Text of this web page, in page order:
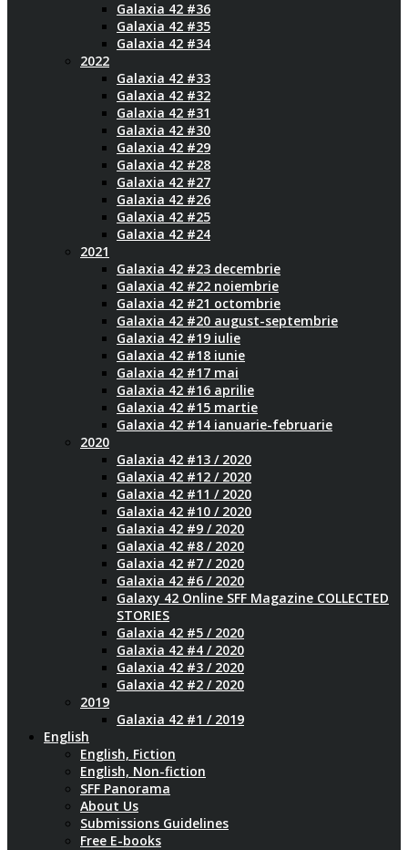
Galaxia 42 #36
Galaxia 42 #35
Galaxia 42 #34
2022
Galaxia 42 #33
Galaxia 42 #32
Galaxia 42 #31
Galaxia 42 #30
Galaxia 42 #29
Galaxia 42 #28
Galaxia 42 #27
Galaxia 42 #26
Galaxia 42 #25
Galaxia 42 #24
2021
Galaxia 42 #23 decembrie
Galaxia 42 #22 noiembrie
Galaxia 42 #21 octombrie
Galaxia 42 #20 august-septembrie
Galaxia 42 #19 iulie
Galaxia 42 #18 iunie
Galaxia 42 #17 mai
Galaxia 42 #16 aprilie
Galaxia 42 #15 martie
Galaxia 42 #14 ianuarie-februarie
2020
Galaxia 42 #13 / 2020
Galaxia 42 #12 / 2020
Galaxia 42 #11 / 2020
Galaxia 42 #10 / 2020
Galaxia 42 #9 / 2020
Galaxia 42 #8 / 2020
Galaxia 42 #7 / 2020
Galaxia 42 #6 / 2020
Galaxy 42 Online SFF Magazine COLLECTED
STORIES
Galaxia 42 #5 / 2020
Galaxia 42 #4 / 2020
Galaxia 42 #3 / 2020
Galaxia 42 #2 / 2020
2019
Galaxia 42 #1 / 2019
English
English, Fiction
English, Non-fiction
SFF Panorama
About Us
Submissions Guidelines
Free E-books